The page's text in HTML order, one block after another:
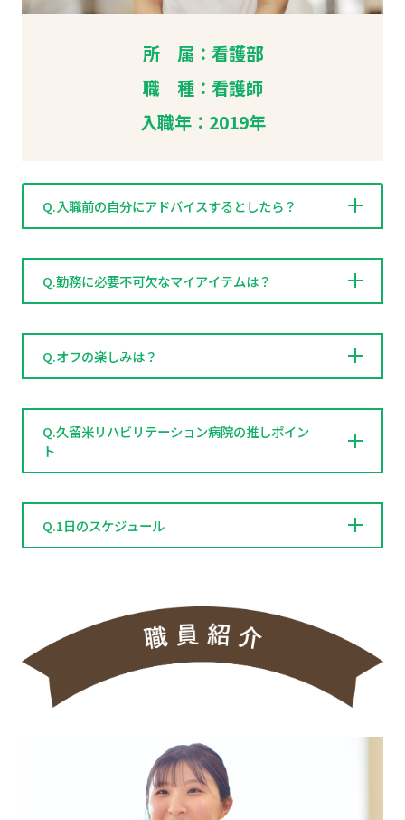
所 属：看護部
職 種：看護師
入職年：2019年
Q.入職前の自分にアドバイスするとしたら？
Q.勤務に必要不可欠なマイアイテムは？
Q.オフの楽しみは？
Q.久留米リハビリテーション病院の推しポイン
ト
Q.1日のスケジュール